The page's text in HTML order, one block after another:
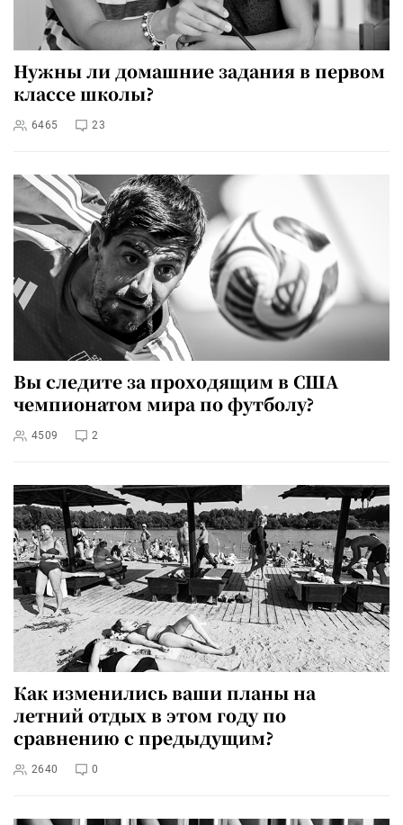
Нужны ли домашние задания в первом
классе школы?
6465 23
Вы следите за проходящим в США
чемпионатом мира по футболу?
4509 2
Как изменились ваши планы на
летний отдых в этом году по
сравнению с предыдущим?
2640 0